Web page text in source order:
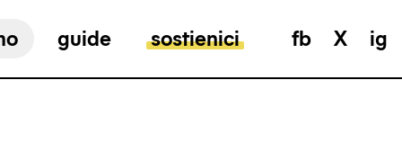
guide sostienici fb X ig